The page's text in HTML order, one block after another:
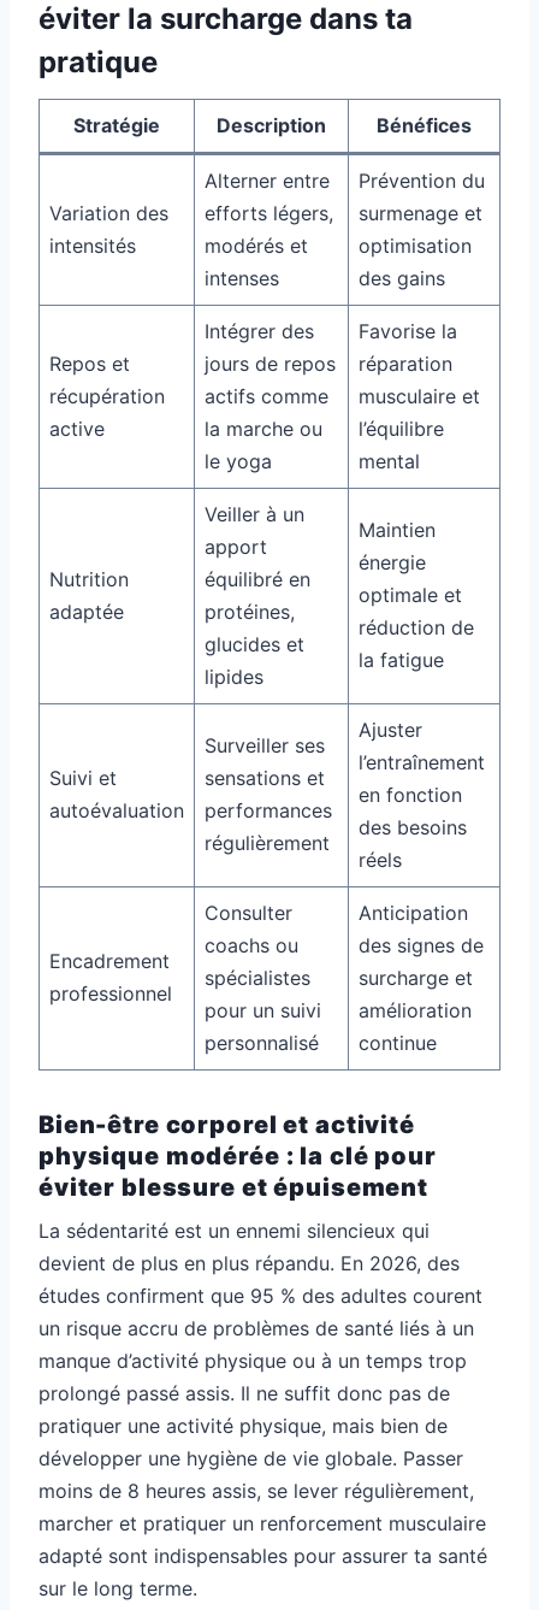
éviter la surcharge dans ta
pratique
Stratégie Description Bénéfices
Variation des
intensités
Alterner entre
efforts légers,
modérés et
intenses
Prévention du
surmenage et
optimisation
des gains
Repos et
récupération
active
Intégrer des
jours de repos
actifs comme
la marche ou
le yoga
Favorise la
réparation
musculaire et
l’équilibre
mental
Nutrition
adaptée
Veiller à un
apport
équilibré en
protéines,
glucides et
lipides
Maintien
énergie
optimale et
réduction de
la fatigue
Suivi et
autoévaluation
Surveiller ses
sensations et
performances
régulièrement
Ajuster
l’entraînement
en fonction
des besoins
réels
Encadrement
professionnel
Consulter
coachs ou
spécialistes
pour un suivi
personnalisé
Anticipation
des signes de
surcharge et
amélioration
continue
Bien-être corporel et activité
physique modérée : la clé pour
éviter blessure et épuisement
La sédentarité est un ennemi silencieux qui
devient de plus en plus répandu. En 2026, des
études confirment que 95 % des adultes courent
un risque accru de problèmes de santé liés à un
manque d’activité physique ou à un temps trop
prolongé passé assis. Il ne suffit donc pas de
pratiquer une activité physique, mais bien de
développer une hygiène de vie globale. Passer
moins de 8 heures assis, se lever régulièrement,
marcher et pratiquer un renforcement musculaire
adapté sont indispensables pour assurer ta santé
sur le long terme.